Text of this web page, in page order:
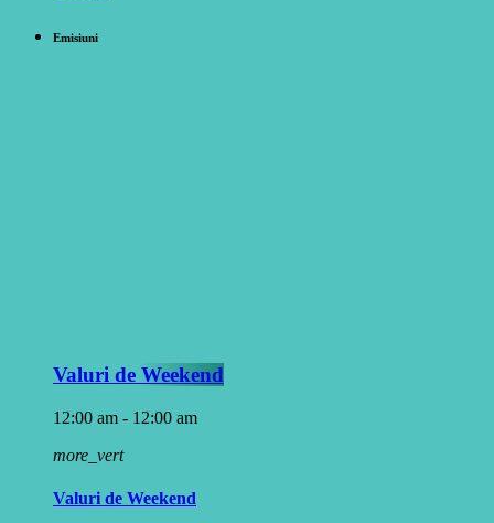
Emisiuni
Valuri de Weekend
12:00 am - 12:00 am
more_vert
Valuri de Weekend